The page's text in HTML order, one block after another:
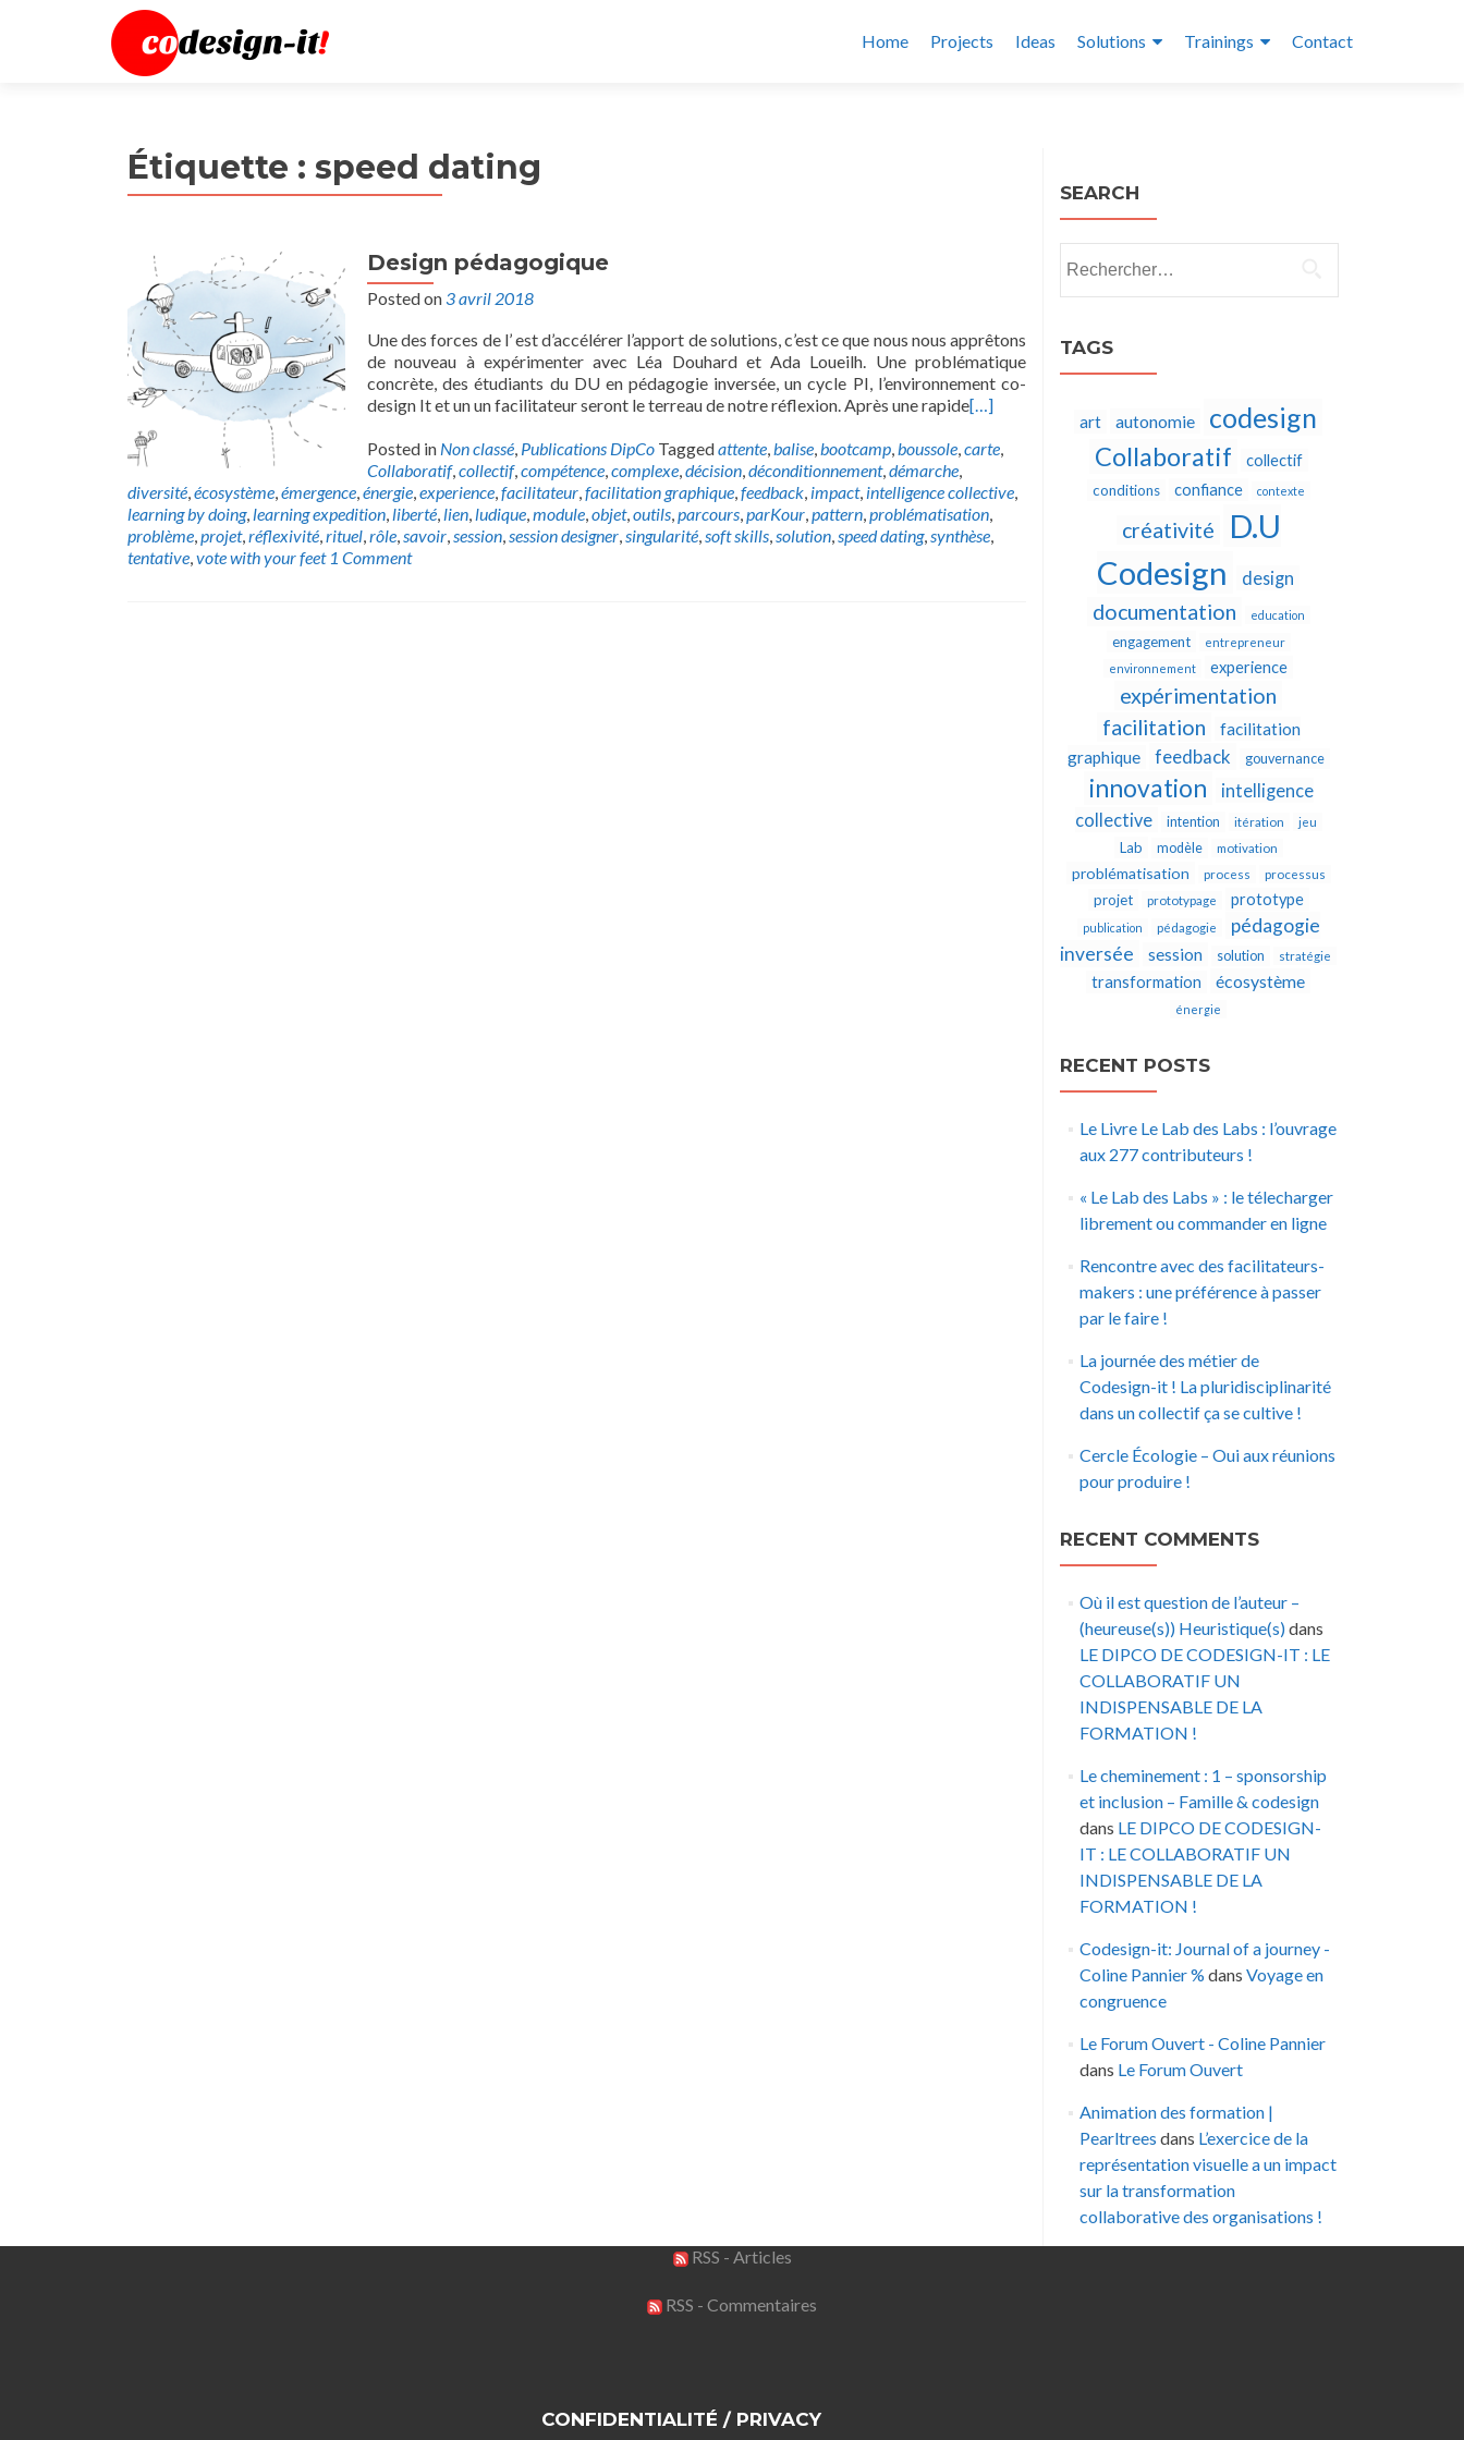
Home Projects Ideas Solutions Trainings Contact
Étiquette : speed dating
Design pédagogique
Posted on 3 avril 2018
Une des forces de l’ est d’accélérer l’apport de solutions, c’est ce que nous nous apprêtons
de nouveau à expérimenter avec Léa Douhard et Ada Loueilh. Une problématique
concrète, des étudiants du DU en pédagogie inversée, un cycle PI, l’environnement co-
design It et un un facilitateur seront le terreau de notre réflexion. Après une rapide[…]
Posted in Non classé, Publications DipCo Taggedattente,balise,bootcamp,boussole,carte,
Collaboratif,collectif,compétence,complexe,décision,déconditionnement,démarche,
diversité,écosystème,émergence,énergie,experience,facilitateur,facilitation graphique,feedback, impact, intelligence collective,
learning by doing, learning expedition, liberté, lien, ludique,module,objet,outils,parcours,parKour,pattern,problématisation,
problème,projet,réflexivité,rituel,rôle,savoir,session,session designer,singularité,soft skills,solution,speed dating,synthèse,
tentative,vote with your feet 1 Comment
SEARCH
TAGS
art autonomie codesign
Collaboratif collectif
conditions confiance contexte
créativité
D.U
Codesign
design
documentation education
engagement
entrepreneur
environnement
experience
expérimentation
facilitation
facilitation
graphique
feedback gouvernance
innovation
intelligence
collective
intention itération jeu
Lab modèle motivation
problématisation process processus
projet prototypage prototype
publication pédagogie
pédagogie
inversée
session solution stratégie
transformation écosystème
énergie
RECENT POSTS
Le Livre Le Lab des Labs : l’ouvrage
aux 277 contributeurs !
« Le Lab des Labs » : le télecharger
librement ou commander en ligne
Rencontre avec des facilitateurs-
makers : une préférence à passer
par le faire !
La journée des métier de
Codesign-it ! La pluridisciplinarité
dans un collectif ça se cultive !
Cercle Écologie – Oui aux réunions
pour produire !
RECENT COMMENTS
Où il est question de l’auteur –
(heureuse(s)) Heuristique(s)dans
LE DIPCO DE CODESIGN-IT : LE
COLLABORATIF UN
INDISPENSABLE DE LA
FORMATION !
Le cheminement : 1 – sponsorship
et inclusion – Famille & codesign
dans LE DIPCO DE CODESIGN-
IT : LE COLLABORATIF UN
INDISPENSABLE DE LA
FORMATION !
Codesign-it: Journal of a journey -
Coline Pannier % dans Voyage en
congruence
Le Forum Ouvert - Coline Pannier
dans Le Forum Ouvert
Animation des formation |
Pearltrees dans L’exercice de la
représentation visuelle a un impact
sur la transformation
collaborative des organisations !
RSS - Articles
RSS - Commentaires
CONFIDENTIALITÉ / PRIVACY